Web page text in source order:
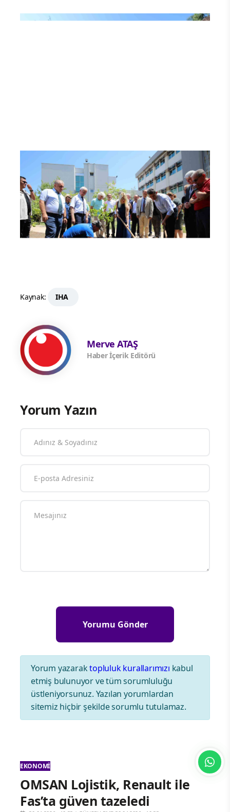
Kaynak: IHA
Merve ATAŞ
Haber İçerik Editörü
Yorum Yazın
Yorum yazaraktopluluk kurallarımızı kabul
etmiş bulunuyor ve tüm sorumluluğu
üstleniyorsunuz. Yazılan yorumlardan
sitemiz hiçbir şekilde sorumlu tutulamaz.
EKONOMI
OMSAN Lojistik, Renault ile
Fas’ta güven tazeledi